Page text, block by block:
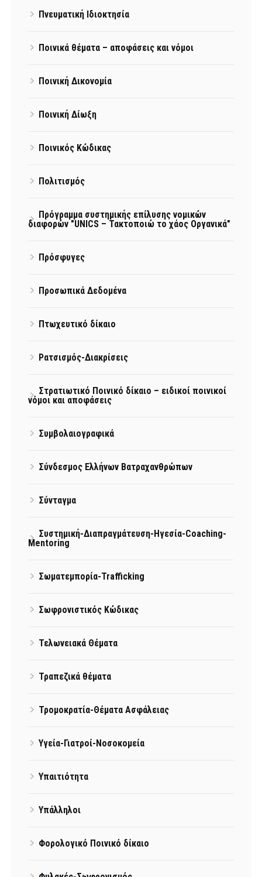
Πνευματική Ιδιοκτησία
Ποινικά θέματα – αποφάσεις και νόμοι
Ποινική Δικονομία
Ποινική Δίωξη
Ποινικός Κώδικας
Πολιτισμός
Πρόγραμμα συστημικής επίλυσης νομικών
διαφορών "UNICS – Τακτοποιώ το χάος Οργανικά"
Πρόσφυγες
Προσωπικά Δεδομένα
Πτωχευτικό δίκαιο
Ρατσισμός-Διακρίσεις
Στρατιωτικό Ποινικό δίκαιο – ειδικοί ποινικοί
νόμοι και αποφάσεις
Συμβολαιογραφικά
Σύνδεσμος Ελλήνων Βατραχανθρώπων
Σύνταγμα
Συστημική-Διαπραγμάτευση-Ηγεσία-Coaching-
Mentoring
Σωματεμπορία-Trafficking
Σωφρονιστικός Κώδικας
Τελωνειακά Θέματα
Τραπεζικά θέματα
Τρομοκρατία-Θέματα Ασφάλειας
Υγεία-Γιατροί-Νοσοκομεία
Υπαιτιότητα
Υπάλληλοι
Φορολογικό Ποινικό δίκαιο